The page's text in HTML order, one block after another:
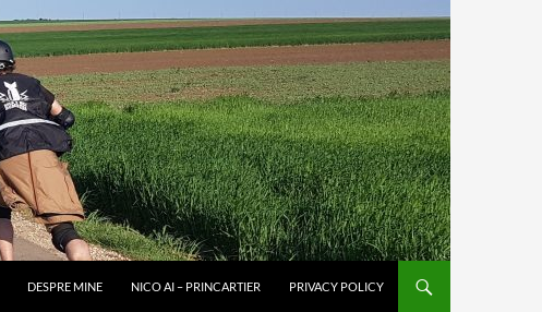
DESPRE MINE NICO AI – PRINCARTIER PRIVACY POLICY